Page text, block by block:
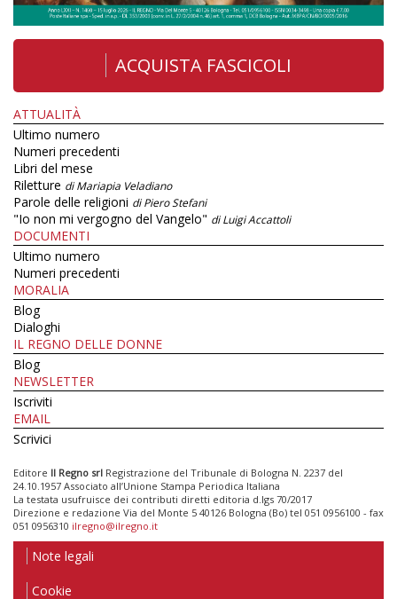
ACQUISTA FASCICOLI
ATTUALITÀ
Ultimo numero
Numeri precedenti
Libri del mese
Riletture di Mariapia Veladiano
Parole delle religioni di Piero Stefani
"Io non mi vergogno del Vangelo" di Luigi Accattoli
DOCUMENTI
Ultimo numero
Numeri precedenti
MORALIA
Blog
Dialoghi
IL REGNO DELLE DONNE
Blog
NEWSLETTER
Iscriviti
EMAIL
Scrivici
Editore Il Regno srl Registrazione del Tribunale di Bologna N. 2237 del
24.10.1957 Associato all’Unione Stampa Periodica Italiana
La testata usufruisce dei contributi diretti editoria d.lgs 70/2017
Direzione e redazione Via del Monte 5 40126 Bologna (Bo) tel 051 0956100 - fax
051 0956310 ilregno@ilregno.it
Note legali
Cookie